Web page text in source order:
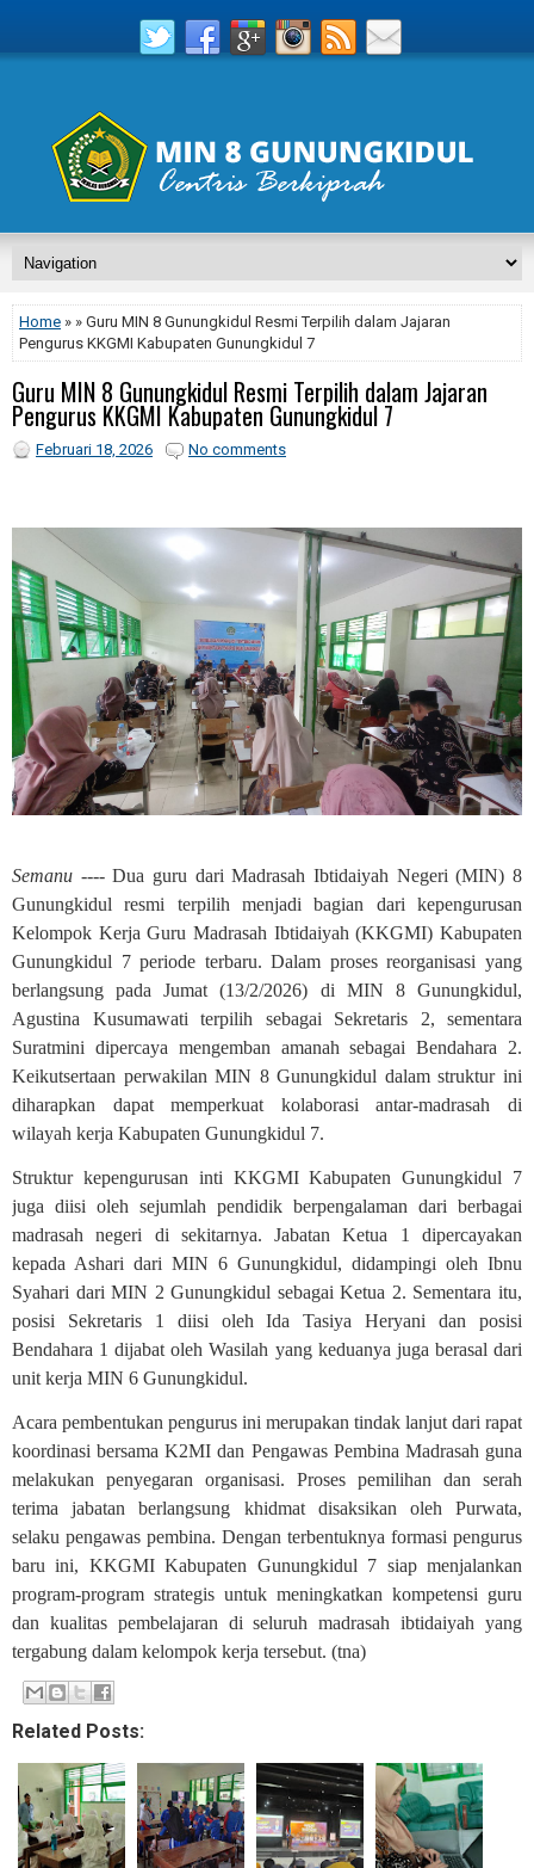
Home » » Guru MIN 8 Gunungkidul Resmi Terpilih dalam Jajaran
Pengurus KKGMI Kabupaten Gunungkidul 7
Guru MIN 8 Gunungkidul Resmi Terpilih dalam Jajaran
Pengurus KKGMI Kabupaten Gunungkidul 7
Februari 18, 2026 No comments
Semanu ----Dua guru dari Madrasah Ibtidaiyah Negeri (MIN) 8
Gunungkidul resmi terpilih menjadi bagian dari kepengurusan
Kelompok Kerja Guru Madrasah Ibtidaiyah (KKGMI) Kabupaten
Gunungkidul 7 periode terbaru. Dalam proses reorganisasi yang
berlangsung pada Jumat (13/2/2026) di MIN 8 Gunungkidul,
Agustina Kusumawati terpilih sebagai Sekretaris 2, sementara
Suratmini dipercaya mengemban amanah sebagai Bendahara 2.
Keikutsertaan perwakilan MIN 8 Gunungkidul dalam struktur ini
diharapkan dapat memperkuat kolaborasi antar-madrasah di
wilayah kerja Kabupaten Gunungkidul 7.
Struktur kepengurusan inti KKGMI Kabupaten Gunungkidul 7
juga diisi oleh sejumlah pendidik berpengalaman dari berbagai
madrasah negeri di sekitarnya. Jabatan Ketua 1 dipercayakan
kepada Ashari dari MIN 6 Gunungkidul, didampingi oleh Ibnu
Syahari dari MIN 2 Gunungkidul sebagai Ketua 2. Sementara itu,
posisi Sekretaris 1 diisi oleh Ida Tasiya Heryani dan posisi
Bendahara 1 dijabat oleh Wasilah yang keduanya juga berasal dari
unit kerja MIN 6 Gunungkidul.
Acara pembentukan pengurus ini merupakan tindak lanjut dari rapat
koordinasi bersama K2MI dan Pengawas Pembina Madrasah guna
melakukan penyegaran organisasi. Proses pemilihan dan serah
terima jabatan berlangsung khidmat disaksikan oleh Purwata,
selaku pengawas pembina. Dengan terbentuknya formasi pengurus
baru ini, KKGMI Kabupaten Gunungkidul 7 siap menjalankan
program-program strategis untuk meningkatkan kompetensi guru
dan kualitas pembelajaran di seluruh madrasah ibtidaiyah yang
tergabung dalam kelompok kerja tersebut. (tna)
Related Posts: